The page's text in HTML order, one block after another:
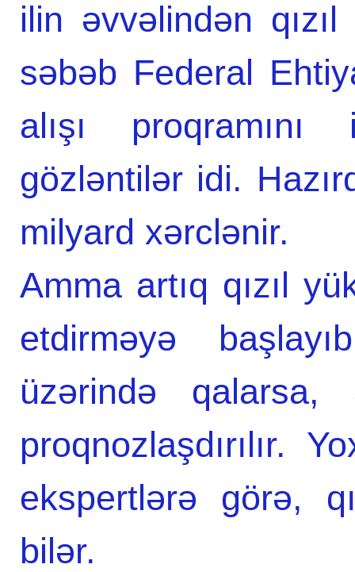
ilin əvvəlindən
səbəb Federal
alışı
gözləntilər idi.
milyard xərclənir.
Amma artıq qızıl
etdirməyə
üzərində qalarsa,
proqnozlaşdırılır.
ekspertlərə görə,
bilər.